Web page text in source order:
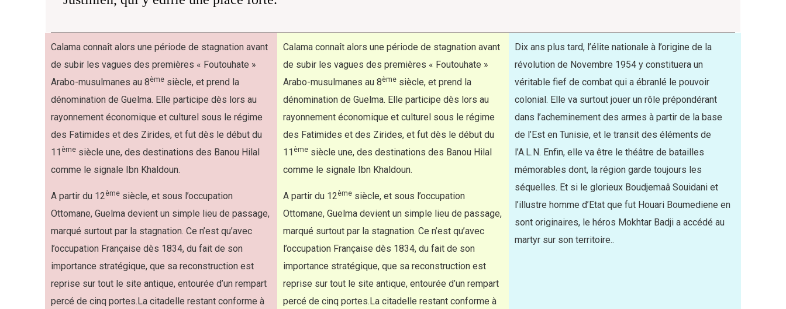
Calama connaît alors une période de stagnation avant
de subir les vagues des premières « Foutouhate »
Arabo-musulmanes au 8ème siècle, et prend la
dénomination de Guelma. Elle participe dès lors au
rayonnement économique et culturel sous le régime
des Fatimides et des Zirides, et fut dès le début du
11 ème siècle une, des destinations des Banou Hilal
comme le signale Ibn Khaldoun.
A partir du 12ème siècle, et sous l’occupation
Ottomane, Guelma devient un simple lieu de passage,
marqué surtout par la stagnation. Ce n’est qu’avec
l’occupation Française dès 1834, du fait de son
importance stratégique, que sa reconstruction est
reprise sur tout le site antique, entourée d’un rempart
percé de cinq portes.La citadelle restant conforme à
Calama connaît alors une période de stagnation avant
de subir les vagues des premières « Foutouhate »
Arabo-musulmanes au 8èmesiècle, et prend la
dénomination de Guelma. Elle participe dès lors au
rayonnement économique et culturel sous le régime
des Fatimides et des Zirides, et fut dès le début du
11 èmesiècle une, des destinations des Banou Hilal
comme le signale Ibn Khaldoun.
A partir du 12èmesiècle, et sous l’occupation
Ottomane, Guelma devient un simple lieu de passage,
marqué surtout par la stagnation. Ce n’est qu’avec
l’occupation Française dès 1834, du fait de son
importance stratégique, que sa reconstruction est
reprise sur tout le site antique, entourée d’un rempart
percé de cinq portes.La citadelle restant conforme à
Dix ans plus tard, l’élite nationale à l’origine de la
révolution de Novembre 1954 y constituera un
véritable fief de combat qui a ébranlé le pouvoir
colonial. Elle va surtout jouer un rôle prépondérant
dans l’acheminement des armes à partir de la base
de l’Est en Tunisie, et le transit des éléments de
l’A.L.N. Enfin, elle va être le théâtre de batailles
mémorables dont, la région garde toujours les
séquelles. Et si le glorieux Boudjemaâ Souidani et
l’illustre homme d’Etat que fut Houari Boumediene en
sont originaires, le héros Mokhtar Badji a accédé au
martyr sur son territoire..